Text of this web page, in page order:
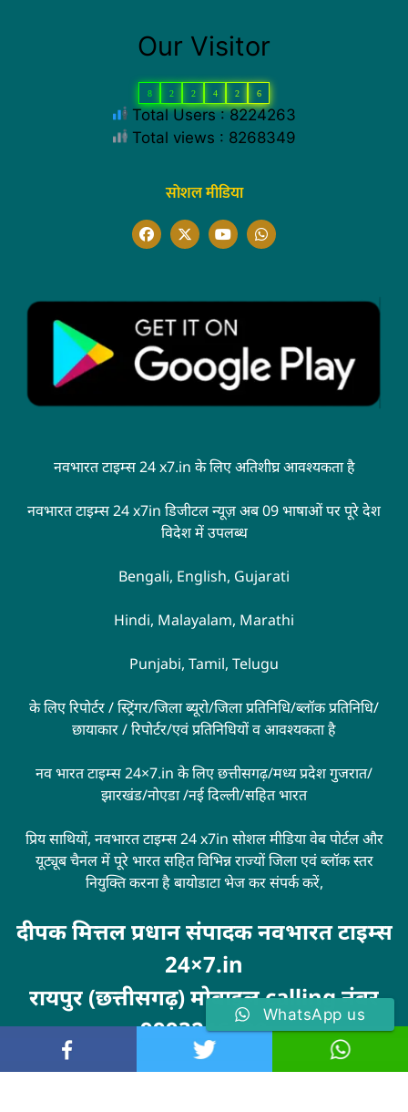
Our Visitor
8 2 2 4 2 6
Total Users : 8224263
Total views : 8268349
सोशल मीडिया
नवभारत टाइम्स 24 x7.in के लिए अतिशीघ्र आवश्यकता है
नवभारत टाइम्स 24 x7in डिजीटल न्यूज़ अब 09 भाषाओं पर पूरे देश
विदेश में उपलब्ध
Bengali, English, Gujarati
Hindi, Malayalam, Marathi
Punjabi, Tamil, Telugu
के लिए रिपोर्टर / स्ट्रिंगर/जिला ब्यूरो/जिला प्रतिनिधि/ब्लॉक प्रतिनिधि/
छायाकार / रिपोर्टर/एवं प्रतिनिधियों व आवश्यकता है
नव भारत टाइम्स 24×7.in के लिए छत्तीसगढ़/मध्य प्रदेश गुजरात/
झारखंड/नोएडा /नई दिल्ली/सहित भारत
प्रिय साथियों, नवभारत टाइम्स 24 x7in सोशल मीडिया वेब पोर्टल और
यूट्यूब चैनल में पूरे भारत सहित विभिन्न राज्यों जिला एवं ब्लॉक स्तर
नियुक्ति करना है बायोडाटा भेज कर संपर्क करें,
दीपक मित्तल प्रधान संपादक नवभारत टाइम्स
24×7.in
रायपुर (छत्तीसगढ़) मोबाइल calling नंबर
9993246100
MarketingHack4U
WhatsApp us